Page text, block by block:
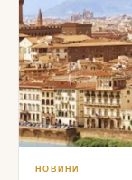
НОВИНИ